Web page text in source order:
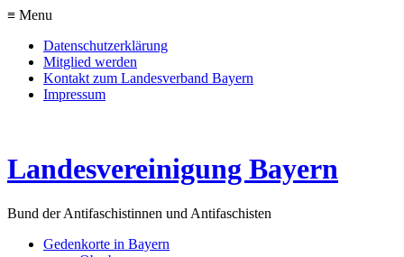
≡ Menu
Datenschutzerklärung
Mitglied werden
Kontakt zum Landesverband Bayern
Impressum
Landesvereinigung Bayern
Bund der Antifaschistinnen und Antifaschisten
Gedenkorte in Bayern